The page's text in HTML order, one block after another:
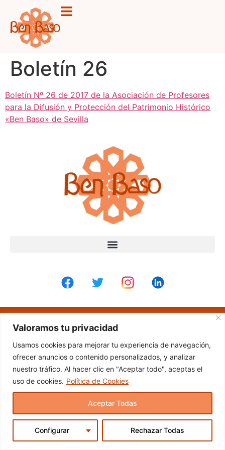
Valoramos tu privacidad
Usamos cookies para mejorar tu experiencia de navegación,
ofrecer anuncios o contenido personalizados, y analizar
nuestro tráfico. Al hacer clic en "Aceptar todo", aceptas el
uso de cookies. Política de Cookies
Configurar Rechazar Todas
Aceptar Todas
Boletín 26
Boletín Nº 26 de 2017 de la Asociación de Profesores
para la Difusión y Protección del Patrimonio Histórico
«Ben Baso» de Sevilla